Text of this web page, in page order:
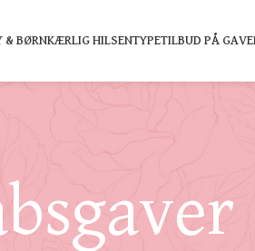
& BØRNKÆRLIG HILSENTYPETILBUD PÅ